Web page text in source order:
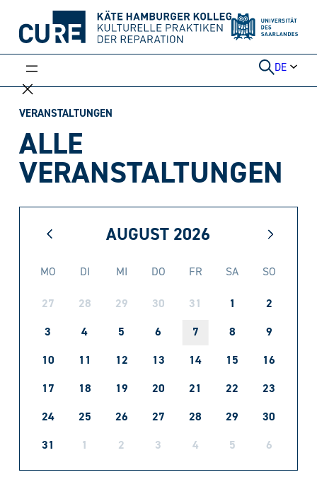
Inhalt
DE
VERANSTALTUNGEN
ALLE
VERANSTALTUNGEN
AUGUST 2026
MO DI MI DO FR SA SO
27 28 29 30 31 1
2
3
4 5 6 7 8
9
10
11 12 13 14 15
16
17
18 19 20 21 22
23
24
25 26 27 28 29
30
31
1 2 3 4 5 6